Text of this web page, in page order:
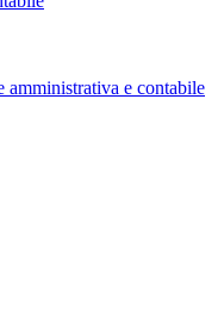
e contabile